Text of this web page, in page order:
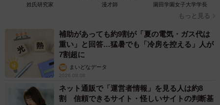
姓氏研究家 漫才師 園田学園女子大学学長
もっと見る
補助があっても約9割が「夏の電気・ガス代は
重い」と回答…猛暑でも「冷房を控える」人が
7割超に
まいどなデータ
2026.08.08
ネット通販で「運営者情報」を見る人は約8
割 信頼できるサイト・怪しいサイトの判断基